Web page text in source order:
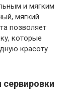
и мягким
мягкий
позволяет
которые
красоту